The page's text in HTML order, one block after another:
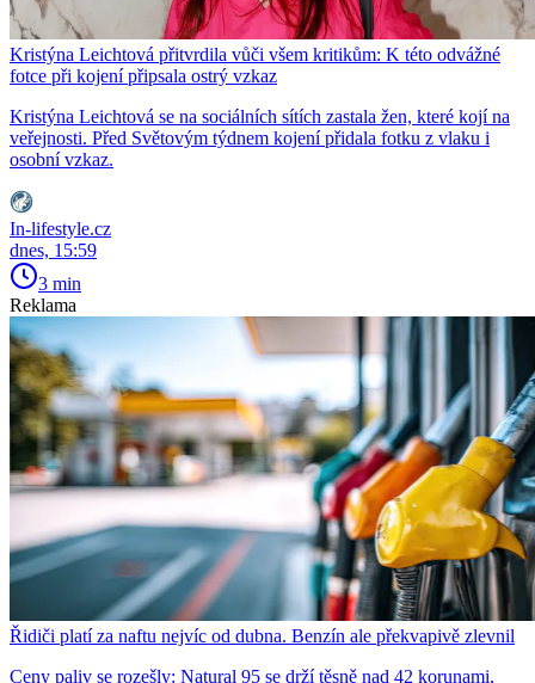
Kristýna Leichtová přitvrdila vůči všem kritikům: K této odvážné
fotce při kojení připsala ostrý vzkaz
Kristýna Leichtová se na sociálních sítích zastala žen, které kojí na
veřejnosti. Před Světovým týdnem kojení přidala fotku z vlaku i
osobní vzkaz.
In-lifestyle.cz
dnes, 15:59
3 min
Reklama
Řidiči platí za naftu nejvíc od dubna. Benzín ale překvapivě zlevnil
Ceny paliv se rozešly: Natural 95 se drží těsně nad 42 korunami,